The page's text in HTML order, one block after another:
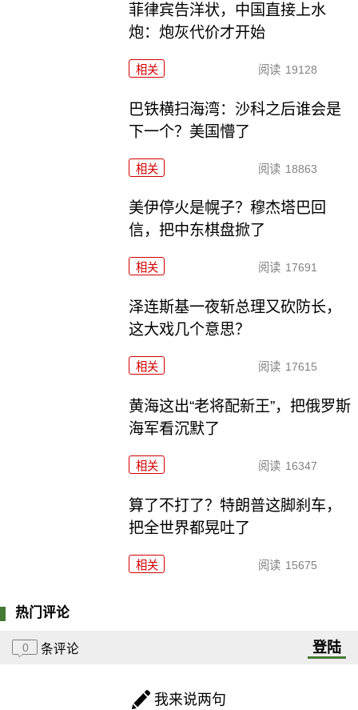
菲律宾告洋状，中国直接上水
炮：炮灰代价才开始
相关 阅读 19128
巴铁横扫海湾：沙科之后谁会是
下一个？美国懵了
相关 阅读 18863
美伊停火是幌子？穆杰塔巴回
信，把中东棋盘掀了
相关 阅读 17691
泽连斯基一夜斩总理又砍防长，
这大戏几个意思？
相关 阅读 17615
黄海这出“老将配新王”，把俄罗斯
海军看沉默了
相关 阅读 16347
算了不打了？特朗普这脚刹车，
把全世界都晃吐了
相关 阅读 15675
热门评论
0 条评论 登陆
我来说两句